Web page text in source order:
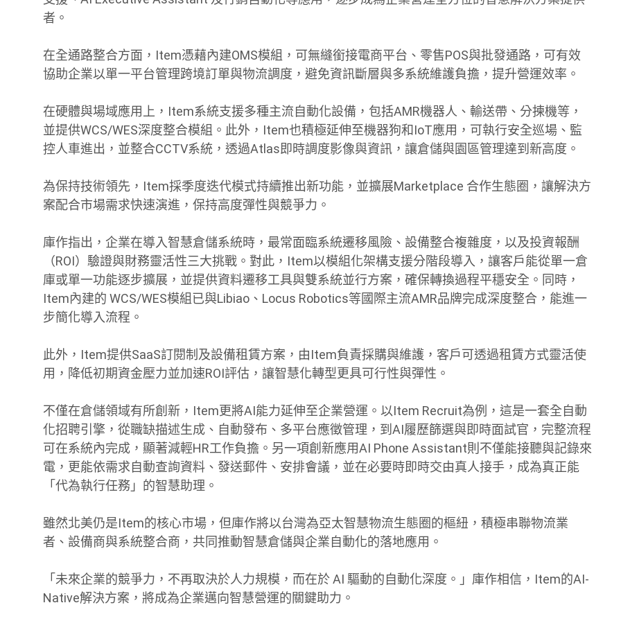
者。
在全通路整合方面，Item憑藉內建OMS模組，可無縫銜接電商平台、零售POS與批發通路，可有效
協助企業以單一平台管理跨境訂單與物流調度，避免資訊斷層與多系統維護負擔，提升營運效率。
在硬體與場域應用上，Item系統支援多種主流自動化設備，包括AMR機器人、輸送帶、分揀機等，
並提供WCS/WES深度整合模組。此外，Item也積極延伸至機器狗和IoT應用，可執行安全巡場、監
控人車進出，並整合CCTV系統，透過Atlas即時調度影像與資訊，讓倉儲與園區管理達到新高度。
為保持技術領先，Item採季度迭代模式持續推出新功能，並擴展Marketplace 合作生態圈，讓解決方
案配合市場需求快速演進，保持高度彈性與競爭力。
庫作指出，企業在導入智慧倉儲系統時，最常面臨系統遷移風險、設備整合複雜度，以及投資報酬
（ROI）驗證與財務靈活性三大挑戰。對此，Item以模組化架構支援分階段導入，讓客戶能從單一倉
庫或單一功能逐步擴展，並提供資料遷移工具與雙系統並行方案，確保轉換過程平穩安全。同時，
Item內建的 WCS/WES模組已與Libiao、Locus Robotics等國際主流AMR品牌完成深度整合，能進一
步簡化導入流程。
此外，Item提供SaaS訂閱制及設備租賃方案，由Item負責採購與維護，客戶可透過租賃方式靈活使
用，降低初期資金壓力並加速ROI評估，讓智慧化轉型更具可行性與彈性。
不僅在倉儲領域有所創新，Item更將AI能力延伸至企業營運。以Item Recruit為例，這是一套全自動
化招聘引擎，從職缺描述生成、自動發布、多平台應徵管理，到AI履歷篩選與即時面試官，完整流程
可在系統內完成，顯著減輕HR工作負擔。另一項創新應用AI Phone Assistant則不僅能接聽與記錄來
電，更能依需求自動查詢資料、發送郵件、安排會議，並在必要時即時交由真人接手，成為真正能
「代為執行任務」的智慧助理。
雖然北美仍是Item的核心市場，但庫作將以台灣為亞太智慧物流生態圈的樞紐，積極串聯物流業
者、設備商與系統整合商，共同推動智慧倉儲與企業自動化的落地應用。
「未來企業的競爭力，不再取決於人力規模，而在於 AI 驅動的自動化深度。」庫作相信，Item的AI-
Native解決方案，將成為企業邁向智慧營運的關鍵助力。